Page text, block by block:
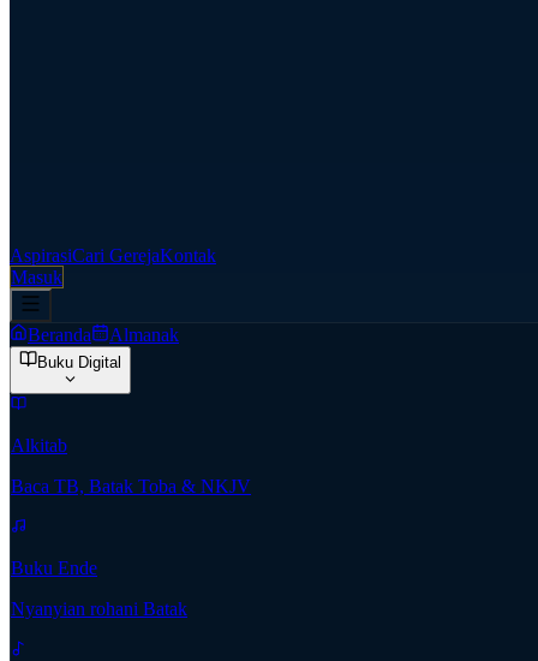
AspirasiCari GerejaKontak
Masuk
Beranda Almanak
Buku Digital
Alkitab
Baca TB, Batak Toba & NKJV
Buku Ende
Nyanyian rohani Batak